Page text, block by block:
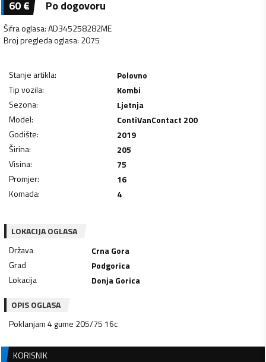
60€ Po dogovoru
Šifra oglasa:AD345258282ME
Broj pregleda oglasa: 2075
Stanje artikla:
Polovno
Tip vozila:
Kombi
Sezona:
Ljetnja
Model:
ContiVanContact 200
Godište:
2019
Širina:
205
Visina:
75
Promjer:
16
Komada: 4
LOKACIJA OGLASA
Država
Crna Gora
Grad
Podgorica
Lokacija
Donja Gorica
OPIS OGLASA
Poklanjam 4 gume 205/75 16c
KORISNIK